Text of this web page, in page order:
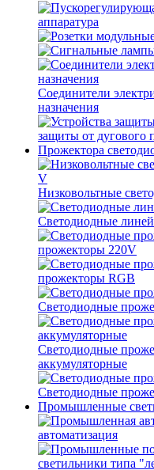
аппаратура
Соединители
назначения
защиты от дугового
Прожектора
Низковольтные
Светодиодные
прожекторы 220V
прожекторы RGB
Светодиодные
Светодиодные
аккумуляторные
Светодиодные
Промышленные
автоматизация